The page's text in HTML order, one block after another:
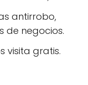
antirrobo,
de negocios.
visita gratis.